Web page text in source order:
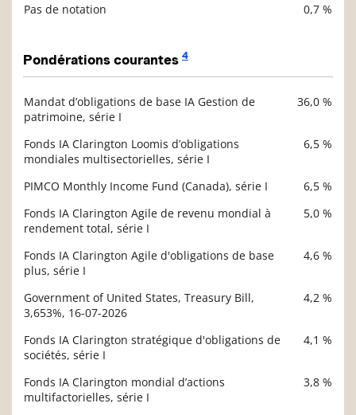
Pas de notation 0,7 %
Pondérations courantes 4
Description Valeur liquidative
Mandat d’obligations de base IA Gestion de
patrimoine, série I
36,0 %
Fonds IA Clarington Loomis d’obligations
mondiales multisectorielles, série I
6,5 %
PIMCO Monthly Income Fund (Canada), série I
6,5 %
Fonds IA Clarington Agile de revenu mondial à
rendement total, série I
5,0 %
Fonds IA Clarington Agile d'obligations de base
plus, série I
4,6 %
Government of United States, Treasury Bill,
3,653%, 16-07-2026
4,2 %
Fonds IA Clarington stratégique d'obligations de
sociétés, série I
4,1 %
Fonds IA Clarington mondial d’actions
multifactorielles, série I
3,8 %